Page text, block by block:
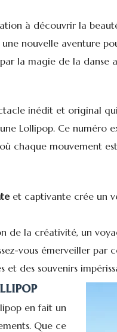
à découvrir la
nouvelle aventure
la magie de la danse
inédit et original
Lollipop. Ce numéro
chaque mouvement
et captivante crée un
de la créativité, un
vous émerveiller par
des souvenirs
en fait un
Que ce